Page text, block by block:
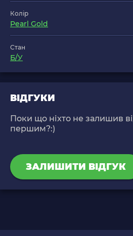
Колір
Pearl Gold
Стан
Б/У
ВІДГУКИ
Поки що ніхто не залишив
першим?:)
ЗАЛИШИТИ ВІДГУК